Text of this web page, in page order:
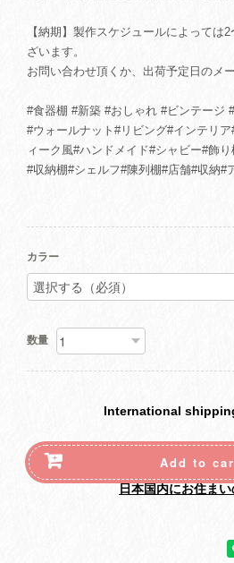
【納期】製作スケジュールによっては
ざいます。
お問い合わせ頂くか、出荷予定日のメ
#食器棚 #新築 #おしゃれ #ビンテージ
#ウォールナット#リビング#インテリ
ィーク風#ハンドメイド#シャビー#飾
#収納棚#シェルフ#陳列棚#店舗#収納#
カラー
数量
International
Add to
日本国内にお住ま